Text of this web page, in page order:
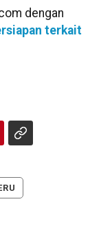
dengan
terkait